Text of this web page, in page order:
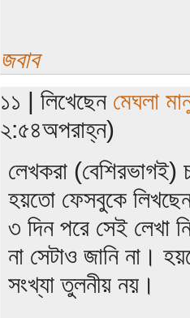
জবাব
১১ | লিখেছেন মেঘলা
২:৫৪অপরাহ্ন)
লেখকরা (বেশিরভাগই)
হয়তো ফেসবুকে
৩ দিন পরে সেই লেখা
না সেটাও জানি না।
সংখ্যা তুলনীয় নয়।